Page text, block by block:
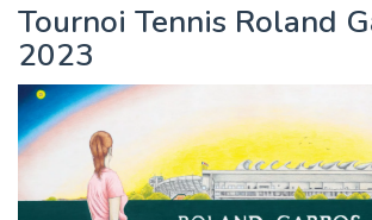
Tournoi Tennis Roland
2023